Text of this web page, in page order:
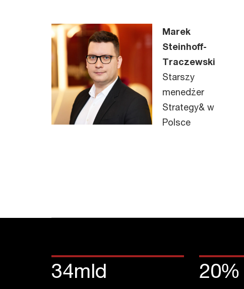
Marek
Steinhoff-
Traczewski
Starszy
menedżer
Strategy& w
Polsce
34mld 20%